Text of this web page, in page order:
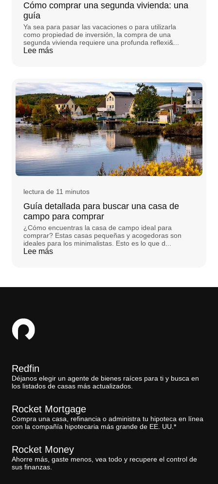
Cómo comprar una segunda vivienda: una
guía
Ya sea para pasar las vacaciones o para utilizarla
como propiedad de inversión, la compra de una
segunda vivienda requiere una profunda reflexi&...
Lee más
lectura de 11 minutos
Guía detallada para buscar una casa de
campo para comprar
¿Cómo encuentras la casa de campo ideal para
comprar? Estas casas pequeñas y acogedoras son
ideales para los minimalistas. Esto es lo que d...
Lee más
Redfin
Déjanos elegir un agente de bienes raíces para ti y busca en
los listados de casas más actualizados.
Rocket Mortgage
Compra una casa, refinancia o administra tu hipoteca en línea
con la compañía hipotecaria más grande de EE. UU.*
Rocket Money
Ahorre más, gaste menos, vea todo y recupere el control de
sus finanzas.